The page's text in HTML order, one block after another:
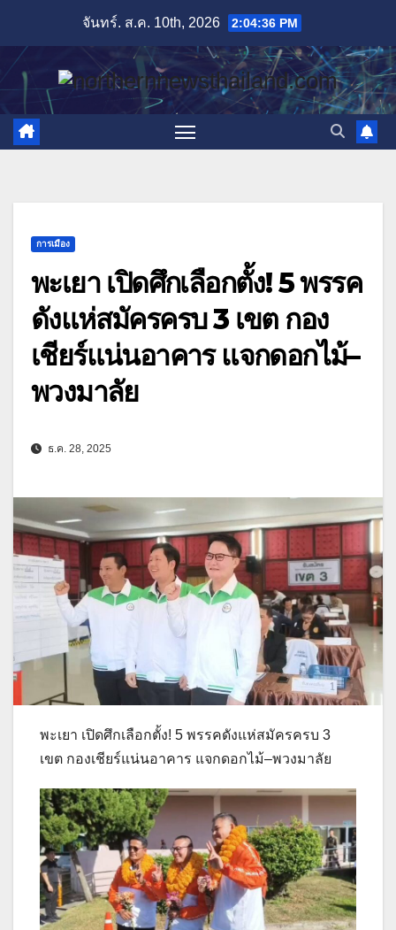
content
จันทร์. ส.ค. 10th, 2026 2:04:38 PM
การเมือง
พะเยา เปิดศึกเลือกตั้ง! 5 พรรค
ดังแห่สมัครครบ 3 เขต กอง
เชียร์แน่นอาคาร แจกดอกไม้–
พวงมาลัย
ธ.ค. 28, 2025
พะเยา เปิดศึกเลือกตั้ง! 5 พรรคดังแห่สมัครครบ 3
เขต กองเชียร์แน่นอาคาร แจกดอกไม้–พวงมาลัย